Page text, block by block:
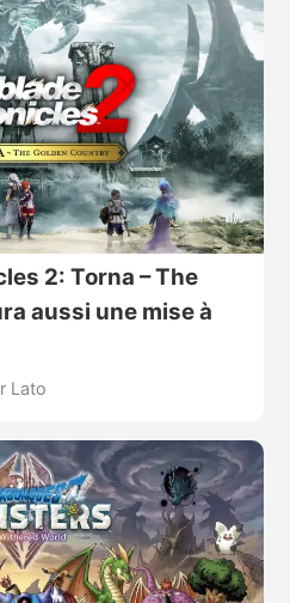
2: Torna – The
aussi une mise à
Lato